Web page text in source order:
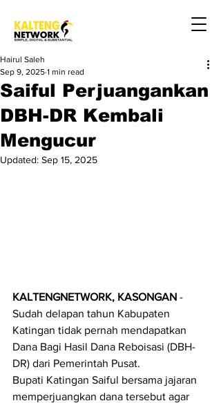
Saiful Perjuangankan
DBH-DR Kembali
Mengucur
Hairul Saleh
Sep 9, 2025 1 min read
Updated: Sep 15, 2025
KALTENGNETWORK, KASONGAN -
Sudah delapan tahun Kabupaten
Katingan tidak pernah mendapatkan
Dana Bagi Hasil Dana Reboisasi (DBH-
DR) dari Pemerintah Pusat.
Bupati Katingan Saiful bersama jajaran
memperjuangkan dana tersebut agar